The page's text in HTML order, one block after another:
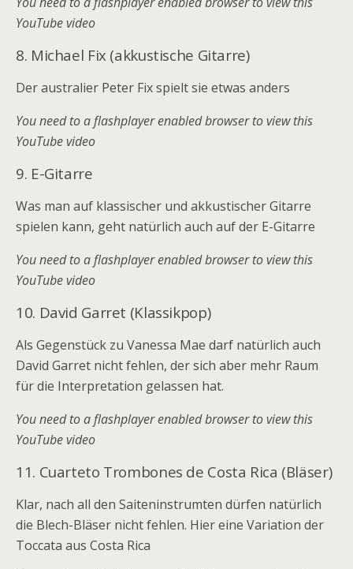
YouTube video
8. Michael Fix (akkustische Gitarre)
Der australier Peter Fix spielt sie etwas anders
You need to a flashplayer enabled browser to view this
YouTube video
9. E-Gitarre
Was man auf klassischer und akkustischer Gitarre
spielen kann, geht natürlich auch auf der E-Gitarre
You need to a flashplayer enabled browser to view this
YouTube video
10. David Garret (Klassikpop)
Als Gegenstück zu Vanessa Mae darf natürlich auch
David Garret nicht fehlen, der sich aber mehr Raum
für die Interpretation gelassen hat.
You need to a flashplayer enabled browser to view this
YouTube video
11. Cuarteto Trombones de Costa Rica (Bläser)
Klar, nach all den Saiteninstrumten dürfen natürlich
die Blech-Bläser nicht fehlen. Hier eine Variation der
Toccata aus Costa Rica